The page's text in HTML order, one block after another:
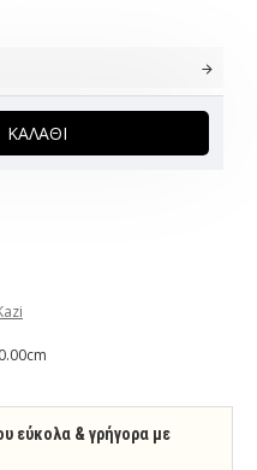
ΚΑΛΆΘΙ
εύκολα & γρήγορα με